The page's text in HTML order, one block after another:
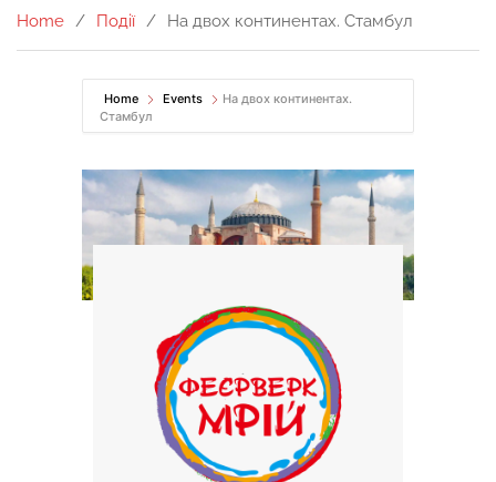
Home Події На двох континентах. Стамбул
Home Events
На двох континентах.
Стамбул